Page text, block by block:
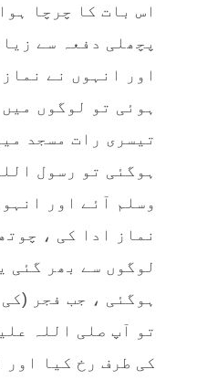
اس بات کا چرچا
پچھلی دفعہ سے
اور انہوں نے
ہوئی تو لوگوں
تیسری رات مسجد
ہوگئی تو رسول
وسلم آئے اور
نماز ادا کی ،
لوگوں سے بھر گئی
ہوگئی ، جب فجر
تو آپ صلی اللہ
کی طرف رخ کیا اور